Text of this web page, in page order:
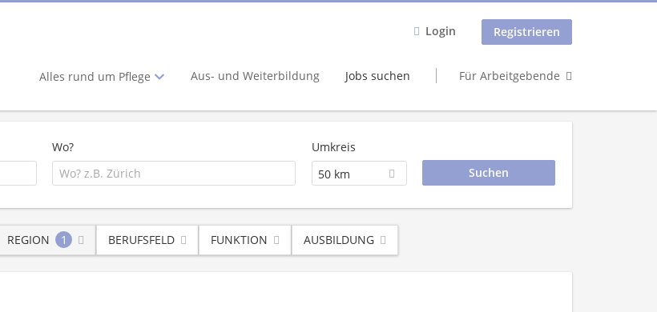
Login Registrieren
Alles rund um Pflege Aus- und Weiterbildung Jobs suchen Für Arbeitgebende
Wo?
Umkreis
50 km
REGION 1 BERUFSFELD FUNKTION AUSBILDUNG